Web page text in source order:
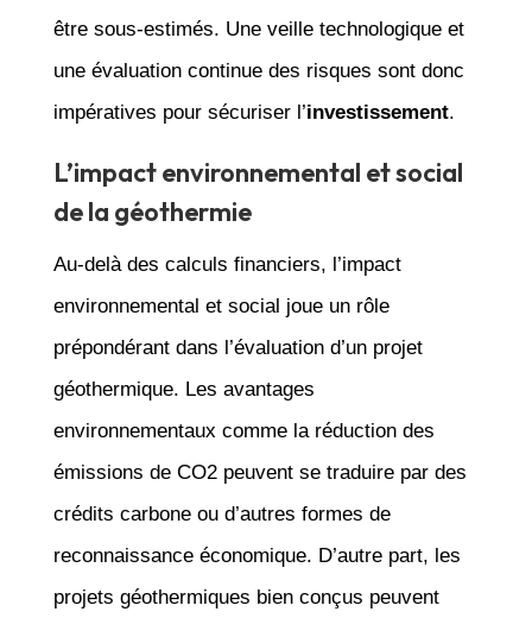
être sous-estimés. Une veille technologique et
une évaluation continue des risques sont donc
impératives pour sécuriser l’investissement.
L’impact environnemental et social
de la géothermie
Au-delà des calculs financiers, l’impact
environnemental et social joue un rôle
prépondérant dans l’évaluation d’un projet
géothermique. Les avantages
environnementaux comme la réduction des
émissions de CO2 peuvent se traduire par des
crédits carbone ou d’autres formes de
reconnaissance économique. D’autre part, les
projets géothermiques bien conçus peuvent